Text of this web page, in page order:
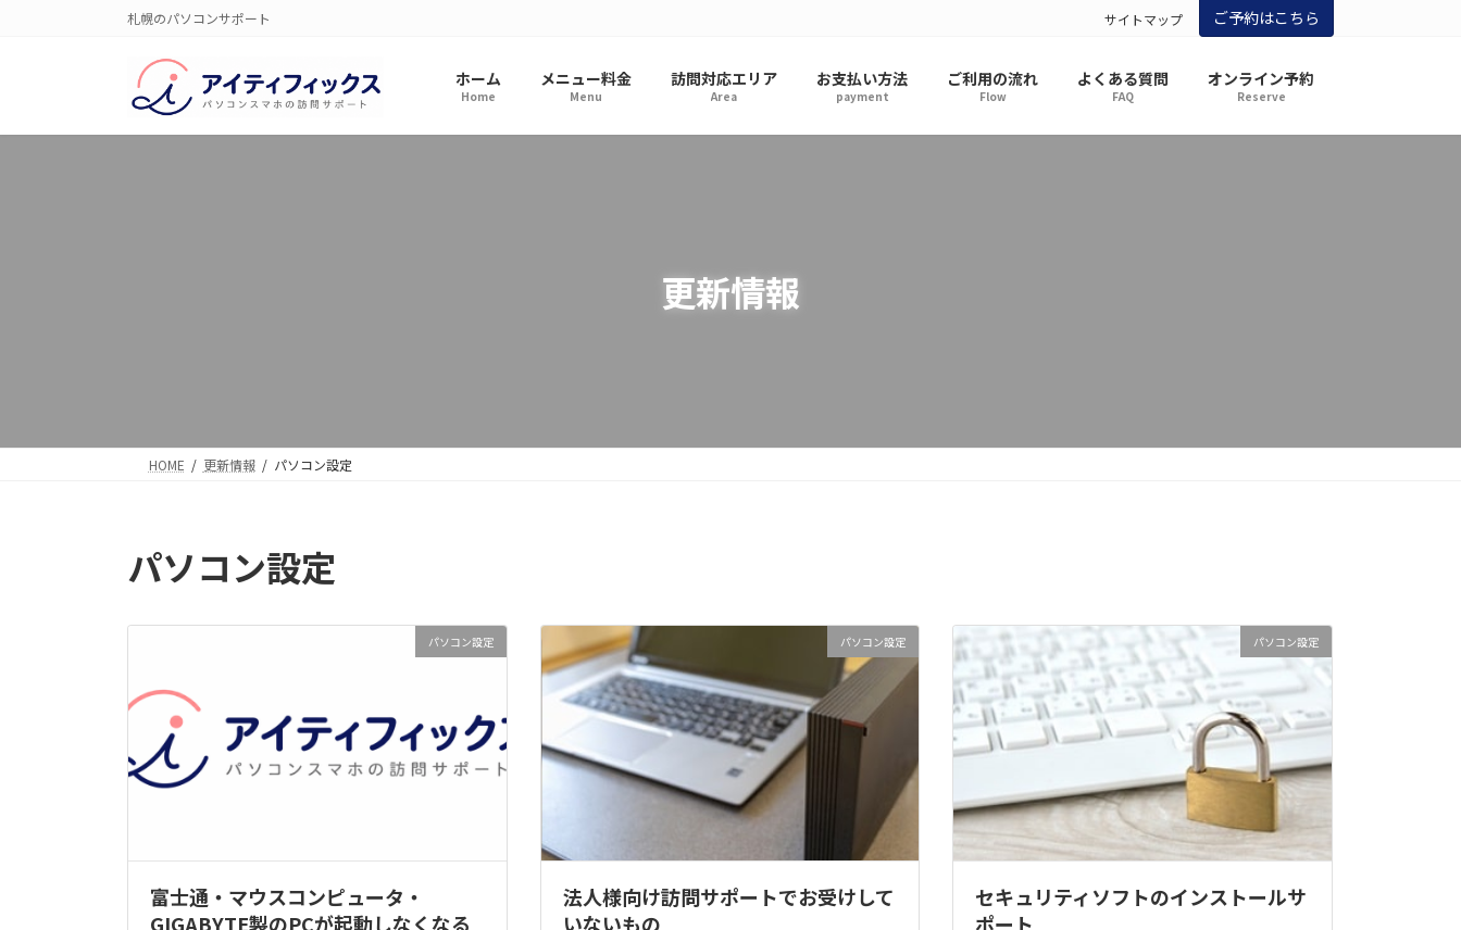
へ
ョ
札幌のパソコンサポート サイトマップ ご予約はこちら
ホーム
Home
メニュー料金
Menu
訪問対応エリア
Area
お支払い方法
payment
ご利用の流れ
Flow
よくある質問
FAQ
オンライン予約
Reserve
更新情報
HOME 更新情報 パソコン設定
パソコン設定
パソコン設定
富士通・マウスコンピュータ・
GIGABYTE製のPCが起動しなくなる
パソコン設定
法人様向け訪問サポートでお受けして
いないもの
パソコン設定
セキュリティソフトのインストールサ
ポート